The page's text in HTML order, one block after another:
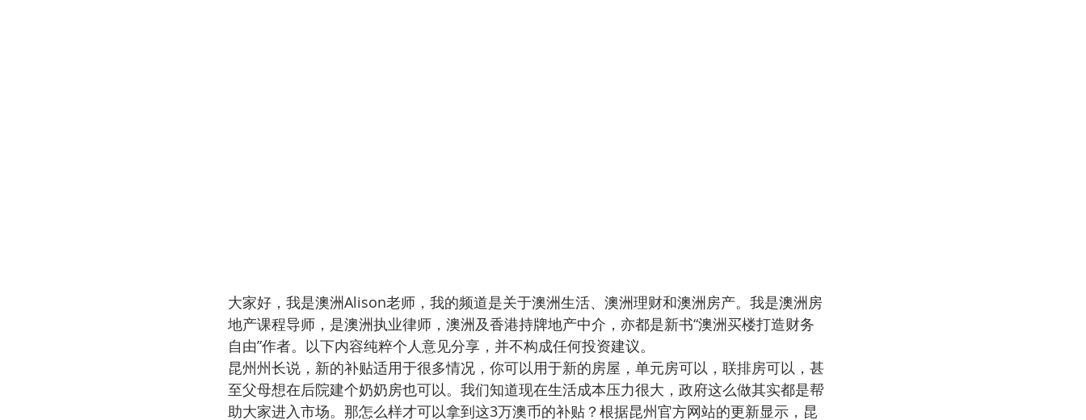
大家好，我是澳洲Alison老师，我的频道是关于澳洲生活、澳洲理财和澳洲房产。我是澳洲房
地产课程导师，是澳洲执业律师，澳洲及香港持牌地产中介，亦都是新书“澳洲买楼打造财务
自由”作者。以下内容纯粹个人意见分享，并不构成任何投资建议。
昆州州长说，新的补贴适用于很多情况，你可以用于新的房屋，单元房可以，联排房可以，甚
至父母想在后院建个奶奶房也可以。我们知道现在生活成本压力很大，政府这么做其实都是帮
助大家进入市场。那怎么样才可以拿到这3万澳币的补贴？根据昆州官方网站的更新显示，昆